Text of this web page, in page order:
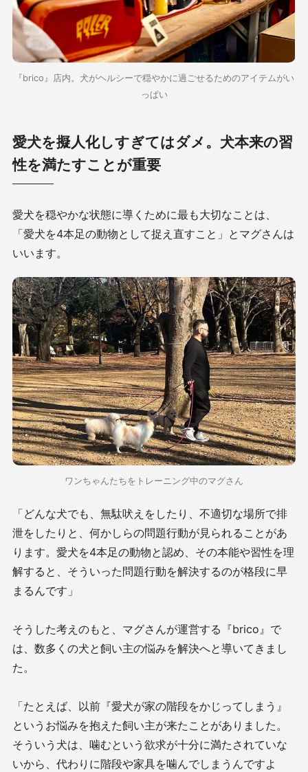
『brico』店内。犬がヘルシーで穏やかに過ごせるためのアイテムがい
っぱい
愛犬を擬人化しすぎてはダメ。犬本来の習
性を満たすことが重要
愛犬を穏やかな状態に導くために最も大切なことは、
「愛犬を4本足の動物として捉え直すこと 」とマグさんは
いいます。
ワンちゃんたちをトレーニング中のマグさん
「どんな犬でも、無駄吠えをしたり、不適切な場所で排
泄をしたりと、何かしらの問題行動が見られることがあ
ります。愛犬を4本足の動物と認め、その本能や習性を理
解すると、そういった問題行動を解決するのが格段に早
まるんです」
そうした考えのもと、マグさんが運営する『brico』で
は、数多くの犬と飼い主の悩みを解決へと導いてきまし
た。
「たとえば、以前『愛犬が家の階段をかじってしまう』
というお悩みを抱えた飼い主が来たことがありました。
そういう犬は、噛むという欲求が十分に満たされていな
いから、代わりに階段や家具を噛んでしまうんですよ